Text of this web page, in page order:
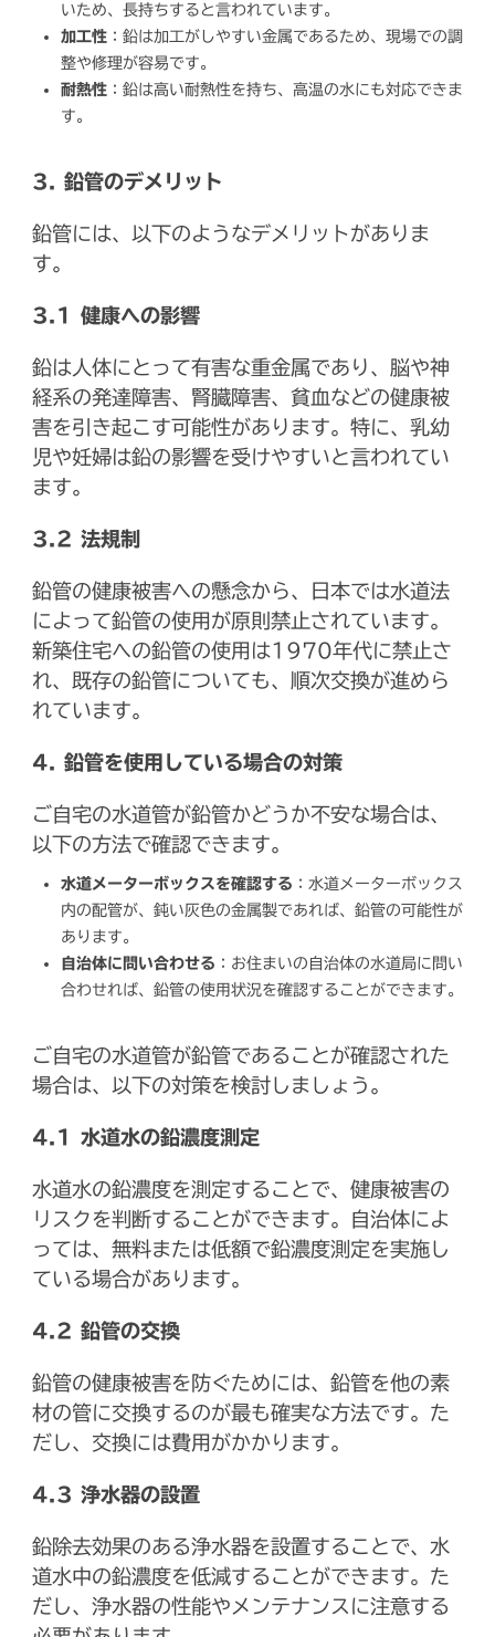
いため、長持ちすると言われています。
加工性：鉛は加工がしやすい金属であるため、現場での調
整や修理が容易です。
耐熱性：鉛は高い耐熱性を持ち、高温の水にも対応できま
す。
3. 鉛管のデメリット
鉛管には、以下のようなデメリットがありま
す。
3.1 健康への影響
鉛は人体にとって有害な重金属であり、脳や神
経系の発達障害、腎臓障害、貧血などの健康被
害を引き起こす可能性があります。特に、乳幼
児や妊婦は鉛の影響を受けやすいと言われてい
ます。
3.2 法規制
鉛管の健康被害への懸念から、日本では水道法
によって鉛管の使用が原則禁止されています。
新築住宅への鉛管の使用は1970年代に禁止さ
れ、既存の鉛管についても、順次交換が進めら
れています。
4. 鉛管を使用している場合の対策
ご自宅の水道管が鉛管かどうか不安な場合は、
以下の方法で確認できます。
水道メーターボックスを確認する ：水道メーターボックス
内の配管が、鈍い灰色の金属製であれば、鉛管の可能性が
あります。
自治体に問い合わせる ：お住まいの自治体の水道局に問い
合わせれば、鉛管の使用状況を確認することができます。
ご自宅の水道管が鉛管であることが確認された
場合は、以下の対策を検討しましょう。
4.1 水道水の鉛濃度測定
水道水の鉛濃度を測定することで、健康被害の
リスクを判断することができます。自治体によ
っては、無料または低額で鉛濃度測定を実施し
ている場合があります。
4.2 鉛管の交換
鉛管の健康被害を防ぐためには、鉛管を他の素
材の管に交換するのが最も確実な方法です。た
だし、交換には費用がかかります。
4.3 浄水器の設置
鉛除去効果のある浄水器を設置することで、水
道水中の鉛濃度を低減することができます。た
だし、浄水器の性能やメンテナンスに注意する